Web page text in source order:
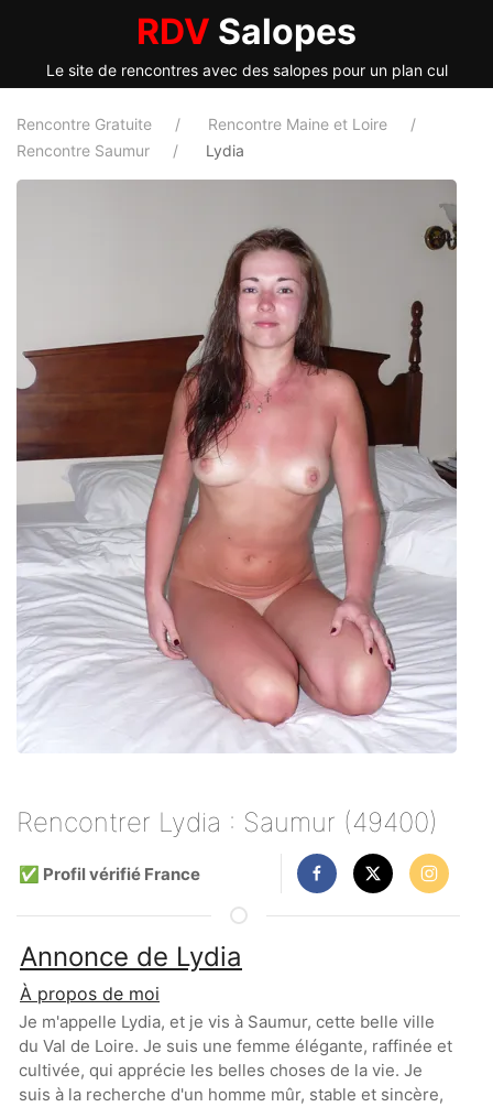
RDV Salopes
Le site de rencontres avec des salopes pour un plan cul
Rencontre Gratuite
Rencontre Maine et Loire
Rencontre Saumur
Lydia
Rencontrer Lydia : Saumur (49400)
✅ Profil vérifié France
Annonce de Lydia
À propos de moi
Je m'appelle Lydia, et je vis à Saumur, cette belle ville
du Val de Loire. Je suis une femme élégante, raffinée et
cultivée, qui apprécie les belles choses de la vie. Je
suis à la recherche d'un homme mûr, stable et sincère,